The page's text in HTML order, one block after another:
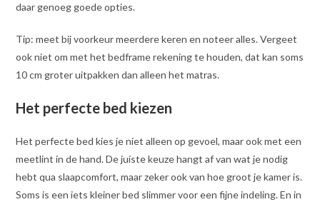
daar genoeg goede opties.
Tip: meet bij voorkeur meerdere keren en noteer alles. Vergeet
ook niet om met het bedframe rekening te houden, dat kan soms
10 cm groter uitpakken dan alleen het matras.
Het perfecte bed kiezen
Het perfecte bed kies je niet alleen op gevoel, maar ook met een
meetlint in de hand. De juiste keuze hangt af van wat je nodig
hebt qua slaapcomfort, maar zeker ook van hoe groot je kamer is.
Soms is een iets kleiner bed slimmer voor een fijne indeling. En in